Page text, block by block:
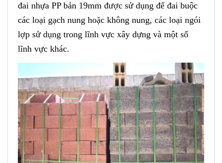
đai nhựa PP bản 19mm được sử dụng để đai buộc
các loại gạch nung hoặc không nung, các loại ngói
lợp sử dụng trong lĩnh vực xây dựng và một số
lĩnh vực khác.